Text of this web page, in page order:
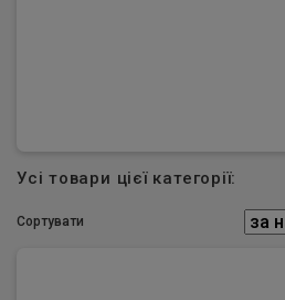
Усі товари цієї категорії:
Сортувати